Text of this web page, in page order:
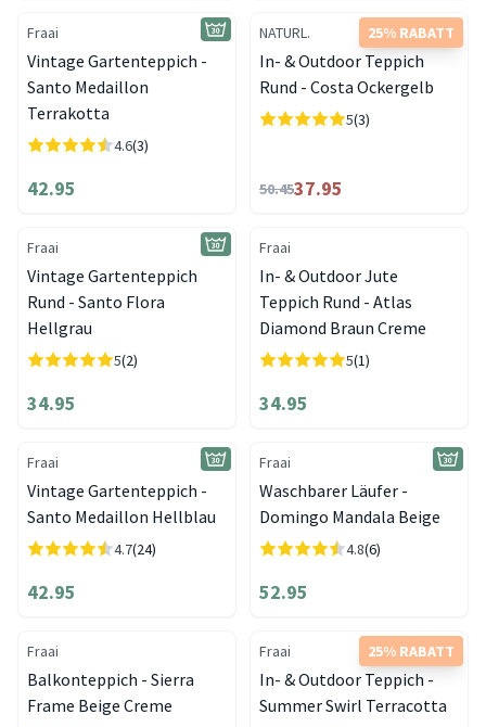
Fraai
Vintage Gartenteppich -
Santo Medaillon
Terrakotta
4.6(3)
42.95
25% RABATT
NATURL.
In- & Outdoor Teppich
Rund - Costa Ockergelb
5(3)
50.4537.95
Fraai
Vintage Gartenteppich
Rund - Santo Flora
Hellgrau
5(2)
34.95
Fraai
In- & Outdoor Jute
Teppich Rund - Atlas
Diamond Braun Creme
5(1)
34.95
Fraai
Vintage Gartenteppich -
Santo Medaillon Hellblau
4.7(24)
42.95
Fraai
Waschbarer Läufer -
Domingo Mandala Beige
4.8(6)
52.95
Fraai
Balkonteppich - Sierra
Frame Beige Creme
25% RABATT
Fraai
In- & Outdoor Teppich -
Summer Swirl Terracotta